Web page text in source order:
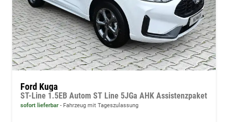
Ford Kuga
ST-Line 1.5EB Autom ST Line 5JGa AHK Assistenzpaket
sofort lieferbar Fahrzeug mit Tageszulassung